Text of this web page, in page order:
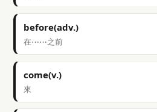
before(adv.)
在⋯⋯之前
come(v.)
來